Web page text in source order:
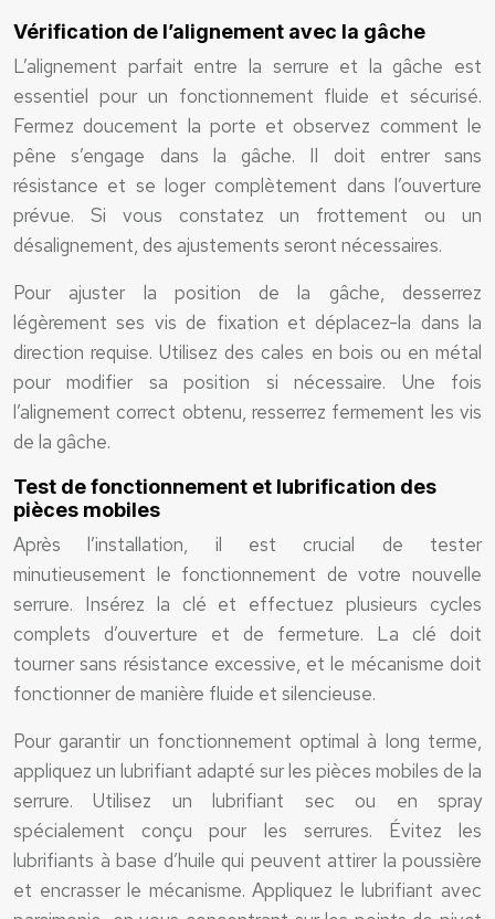
Vérification de l’alignement avec la gâche
L’alignement parfait entre la serrure et la gâche est
essentiel pour un fonctionnement fluide et sécurisé.
Fermez doucement la porte et observez comment le
pêne s’engage dans la gâche. Il doit entrer sans
résistance et se loger complètement dans l’ouverture
prévue. Si vous constatez un frottement ou un
désalignement, des ajustements seront nécessaires.
Pour ajuster la position de la gâche, desserrez
légèrement ses vis de fixation et déplacez-la dans la
direction requise. Utilisez des cales en bois ou en métal
pour modifier sa position si nécessaire. Une fois
l’alignement correct obtenu, resserrez fermement les vis
de la gâche.
Test de fonctionnement et lubrification des
pièces mobiles
Après l’installation, il est crucial de tester
minutieusement le fonctionnement de votre nouvelle
serrure. Insérez la clé et effectuez plusieurs cycles
complets d’ouverture et de fermeture. La clé doit
tourner sans résistance excessive, et le mécanisme doit
fonctionner de manière fluide et silencieuse.
Pour garantir un fonctionnement optimal à long terme,
appliquez un lubrifiant adapté sur les pièces mobiles de la
serrure. Utilisez un lubrifiant sec ou en spray
spécialement conçu pour les serrures. Évitez les
lubrifiants à base d’huile qui peuvent attirer la poussière
et encrasser le mécanisme. Appliquez le lubrifiant avec